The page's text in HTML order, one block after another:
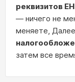
реквизитов
— ничего не
меняете,
затем все